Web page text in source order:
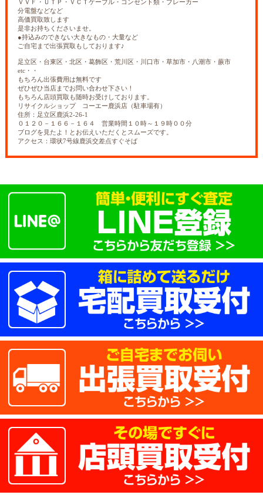
ＶＶＦ・ＵＴＰ・ＶＣＴケーブル・コンセント類・ブレーカー
分電盤などなど
高価買取致します
是非お持ちくださいませ。
●持込みのできない大きなもの・大量など
ご自宅まで出張買取もしております♪
足立区・台東区・北区・葛飾区・荒川区・川口市・草加市・八潮市・蕨市
etc・・
もちろん出張費用は無料です
ぜひぜひ当店までお問い合わせ下さい！
もちろん店頭買取も随時お受けしております。
リサイクルショップ コーエー鹿浜店（駐車場有）
住所：足立区鹿浜2-26-1
０１２０－１６６－１６４ 営業時間１０時～１９時００分
ブログを見たよ！とお伝えいただくとスムーズです。
アクセス：環状7号線鹿浜交差点すぐそば